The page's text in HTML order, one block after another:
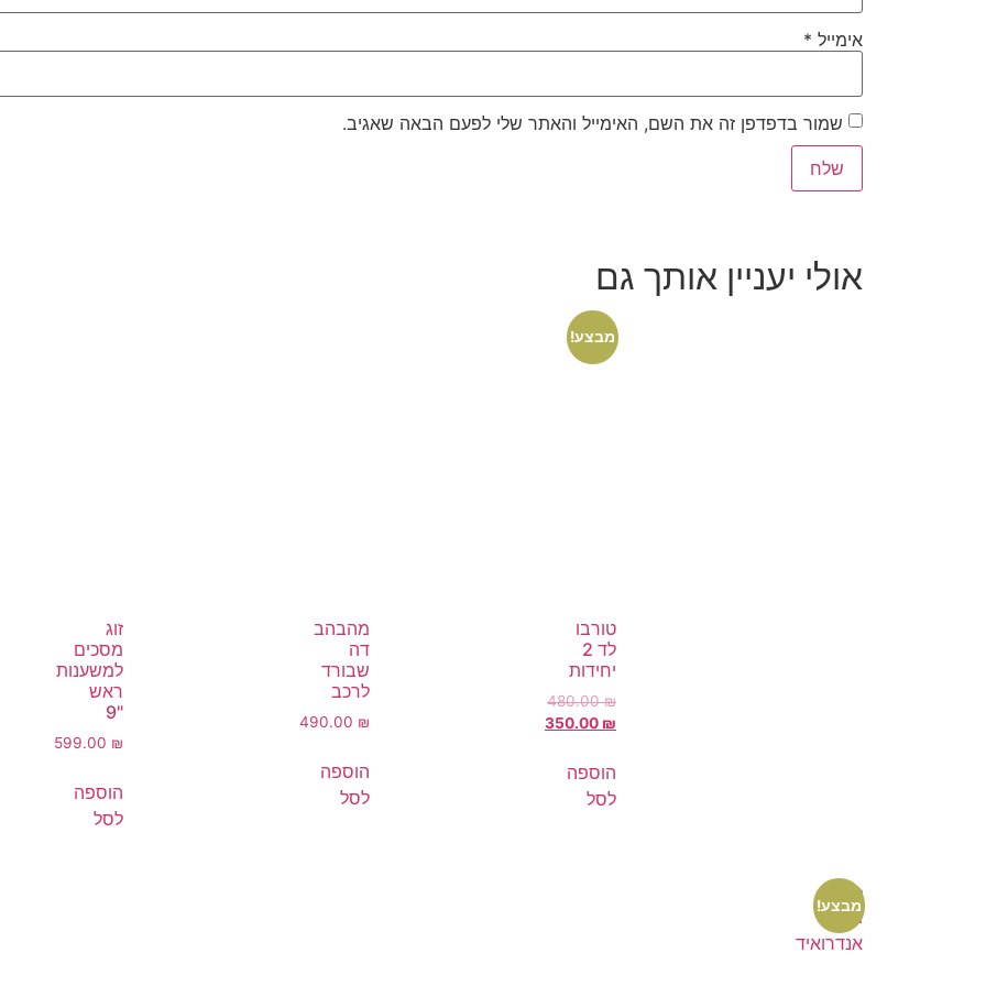
אימייל *
שמור בדפדפן זה את השם, האימייל והאתר שלי לפעם הבאה שאגיב.
אולי יעניין אותך גם
מבצע!
טורבו
לד 2
יחידות
480.00₪
350.00 ₪
הוספה
לסל
מהבהב
דה
שבורד
לרכב
490.00 ₪
הוספה
לסל
זוג
מסכים
למשענות
ראש
"9
599.00 ₪
הוספה
לסל
מבצע!